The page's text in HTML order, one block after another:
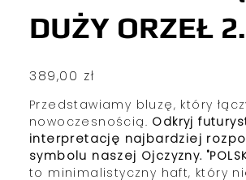
DUŻY ORZEŁ
Cena
389,00 zł
Przedstawiamy bluzę, który
nowoczesnością. Odkryj
interpretację najbardziej
symbolu naszej Ojczyzny.
to minimalistyczny haft, który